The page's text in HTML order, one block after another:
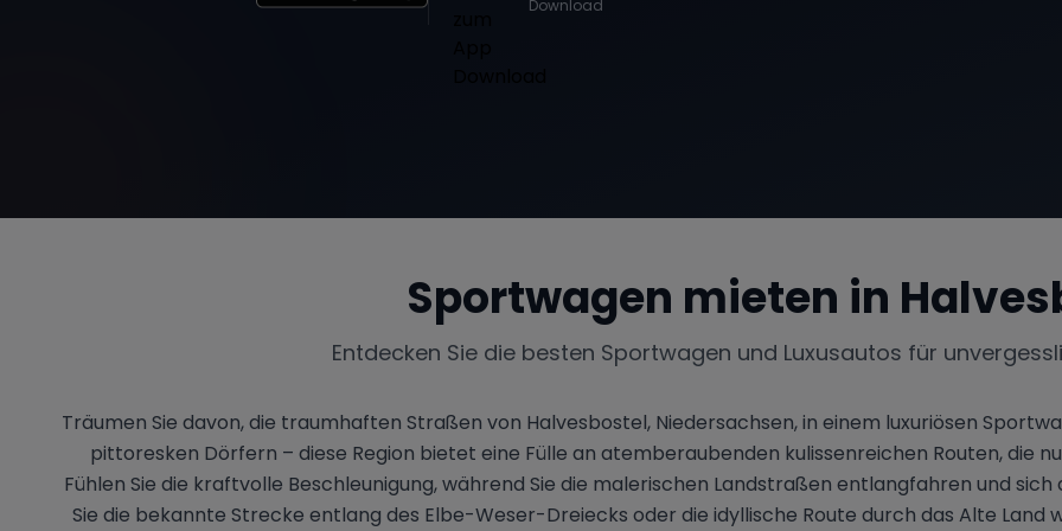
Download
Sportwagen mieten in
Entdecken Sie die besten Sportwagen und Luxusautos für
Träumen Sie davon, die traumhaften Straßen von Halvesbostel, Niedersachsen, in einem luxuriösen
pittoresken Dörfern – diese Region bietet eine Fülle an atemberaubenden kulissenreichen Routen, die
Fühlen Sie die kraftvolle Beschleunigung, während Sie die malerischen Landstraßen entlangfahren und
Sie die bekannte Strecke entlang des Elbe-Weser-Dreiecks oder die idyllische Route durch das Alte Land